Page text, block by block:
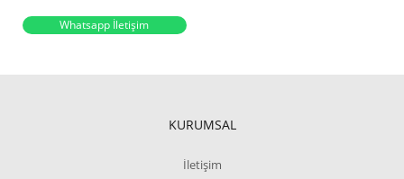
Whatsapp İletişim
KURUMSAL
İletişim